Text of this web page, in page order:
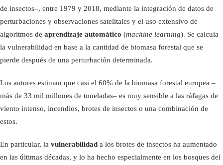
de insectos–, entre 1979 y 2018, mediante la integración de datos de
perturbaciones y observaciones satelitales y el uso extensivo de
algoritmos de aprendizaje automático (machine learning). Se calcula
la vulnerabilidad en base a la cantidad de biomasa forestal que se
pierde después de una perturbación determinada.
Los autores estiman que casi el 60% de la biomasa forestal europea –
más de 33 mil millones de toneladas– es muy sensible a las ráfagas de
viento intenso, incendios, brotes de insectos o una combinación de
estos.
En particular, la vulnerabilidad a los brotes de insectos ha aumentado
en las últimas décadas, y lo ha hecho especialmente en los bosques del